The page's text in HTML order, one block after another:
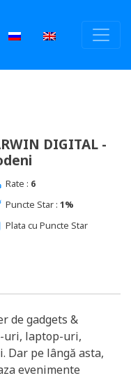
DIGITAL -
Rate : 6
Puncte Star : 1%
Plata cu Puncte Star
de gadgets &
uri, laptop-uri,
Dar pe lângă asta,
evenimente